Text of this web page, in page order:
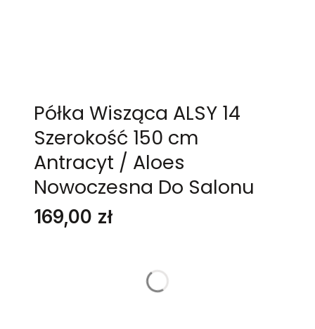
Półka Wisząca ALSY 14
Szerokość 150 cm
Antracyt / Aloes
Nowoczesna Do Salonu
Cena
169,00 zł